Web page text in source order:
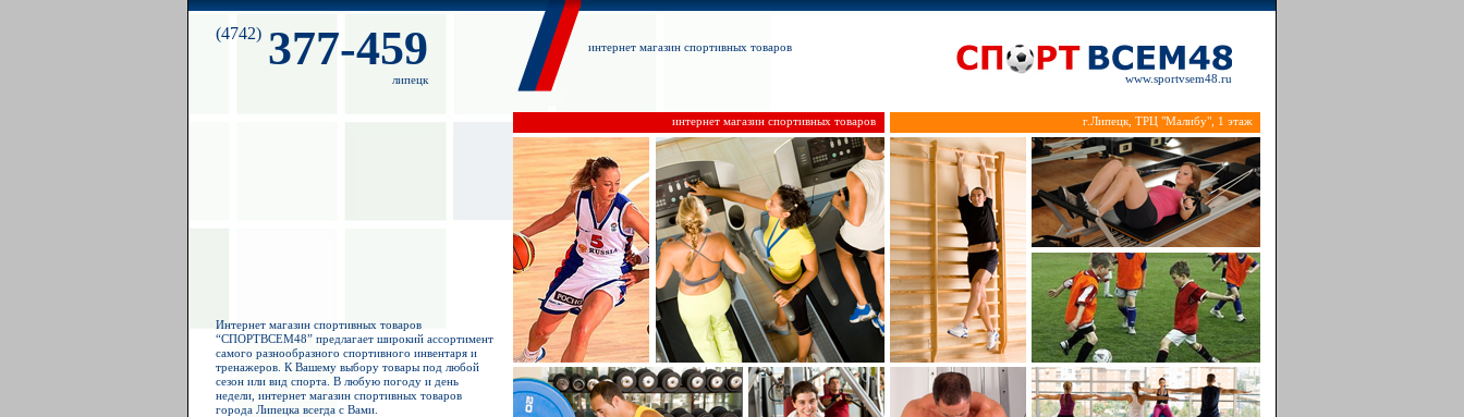
(4742) 377-459
липецк
интернет магазин спортивных товаров
www.sportvsem48.ru
интернет магазин спортивных товаров г.Липецк, ТРЦ "Малибу", 1 этаж
Интернет магазин спортивных товаров
“СПОРТВСЕМ48” предлагает широкий ассортимент
самого разнообразного спортивного инвентаря и
тренажеров. К Вашему выбору товары под любой
сезон или вид спорта. В любую погоду и день
недели, интернет магазин спортивных товаров
города Липецка всегда с Вами.